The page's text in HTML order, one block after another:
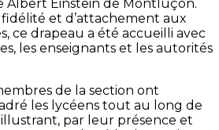
Albert Einstein de Montluçon.
et d’attachement aux
ce drapeau a été accueilli avec
les enseignants et les autorités
de la section ont
les lycéens tout au long de
par leur présence et